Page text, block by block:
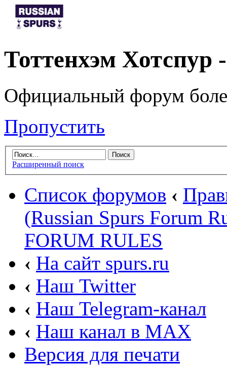
Тоттенхэм
Официальный форум
Пропустить
Расширенный поиск
Список форумов ‹
(Russian Spurs Forum
FORUM RULES
‹ На сайт spurs.ru
‹ Наш Twitter
‹ Наш Telegram-канал
‹ Наш канал в MAX
Версия для печати